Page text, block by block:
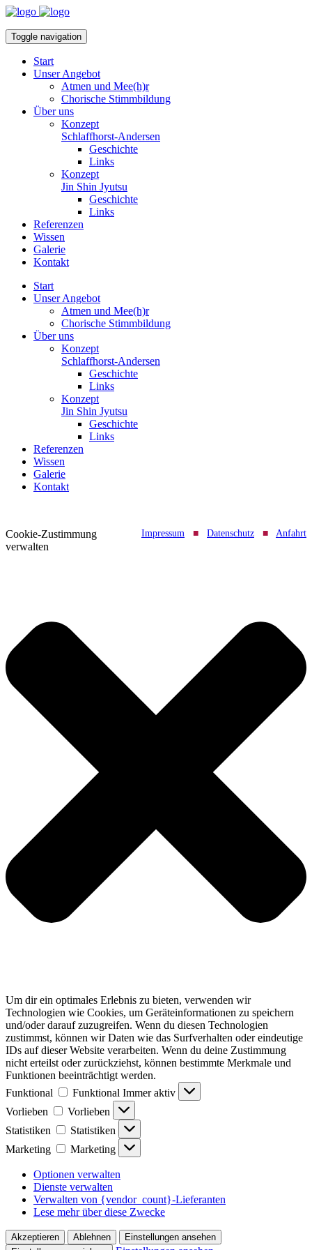
Toggle navigation
Start
Unser Angebot
Atmen und Mee(h)r
Chorische Stimmbildung
Über uns
Konzept
Schlaffhorst-Andersen
Geschichte
Links
Konzept
Jin Shin Jyutsu
Geschichte
Links
Referenzen
Wissen
Galerie
Kontakt
Start
Unser Angebot
Atmen und Mee(h)r
Chorische Stimmbildung
Über uns
Konzept
Schlaffhorst-Andersen
Geschichte
Links
Konzept
Jin Shin Jyutsu
Geschichte
Links
Referenzen
Wissen
Galerie
Kontakt
Impressum ■ Datenschutz ■ Anfahrt
Cookie-Zustimmung
verwalten
Um dir ein optimales Erlebnis zu bieten, verwenden wir
Technologien wie Cookies, um Geräteinformationen zu speichern
und/oder darauf zuzugreifen. Wenn du diesen Technologien
zustimmst, können wir Daten wie das Surfverhalten oder eindeutige
IDs auf dieser Website verarbeiten. Wenn du deine Zustimmung
nicht erteilst oder zurückziehst, können bestimmte Merkmale und
Funktionen beeinträchtigt werden.
Funktional
Funktional Immer aktiv
Vorlieben
Vorlieben
Statistiken
Statistiken
Marketing
Marketing
Optionen verwalten
Dienste verwalten
Verwalten von {vendor_count}-Lieferanten
Lese mehr über diese Zwecke
Akzeptieren Ablehnen
Einstellungen ansehen